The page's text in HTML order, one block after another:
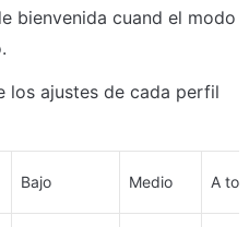
bienvenida cuand el modo
los ajustes de cada perfil
Bajo Medio A